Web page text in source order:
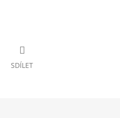
SDÍLET